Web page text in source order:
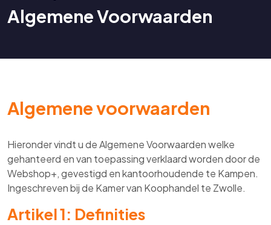
Algemene Voorwaarden
Algemene voorwaarden
Hieronder vindt u de Algemene Voorwaarden welke
gehanteerd en van toepassing verklaard worden door de
Webshop+, gevestigd en kantoorhoudende te Kampen.
Ingeschreven bij de Kamer van Koophandel te Zwolle.
Artikel 1: Definities